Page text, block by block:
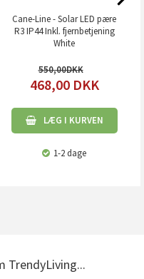
Cane-Line - Solar LED pære
R3 IP44 Inkl. fjernbetjening
White
550,00
468,00 DKK
LÆG I KURVEN
1-2 dage
TrendyLiving...